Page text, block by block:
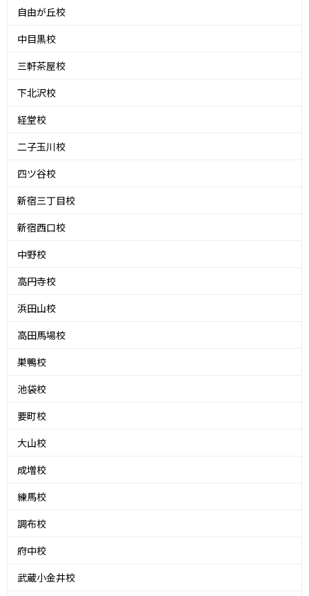
自由が丘校
中目黒校
三軒茶屋校
下北沢校
経堂校
二子玉川校
四ツ谷校
新宿三丁目校
新宿西口校
中野校
高円寺校
浜田山校
高田馬場校
巣鴨校
池袋校
要町校
大山校
成増校
練馬校
調布校
府中校
武蔵小金井校